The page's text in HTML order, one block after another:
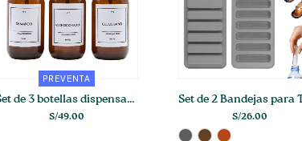
Set de 2 Bandejas para Tiras de Hielo y Postres
S/26.00
BÁSICOS DE COCINA
S/18.00